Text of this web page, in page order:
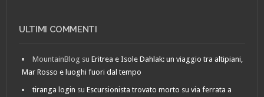
ULTIMI COMMENTI
MountainBlog suEritrea e Isole Dahlak: un viaggio tra altipiani,
Mar Rosso e luoghi fuori dal tempo
tiranga login suEscursionista trovato morto su via ferrata a